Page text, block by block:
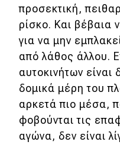
προσεκτική,
ρίσκο. Και βέβαια
για να μην
από λάθος άλλου.
αυτοκινήτων είναι
δομικά μέρη του
αρκετά πιο μέσα,
φοβούνται τις
αγώνα, δεν είναι